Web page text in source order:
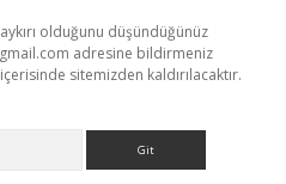
olduğunu düşündüğünüz
adresine bildirmeniz
sitemizden kaldırılacaktır.